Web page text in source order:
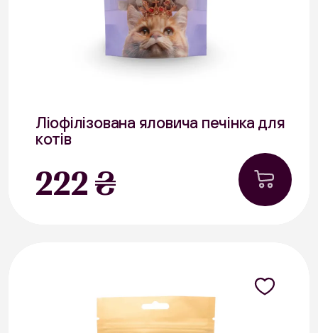
Ліофілізована яловича печінка для
котів
222 ₴
В наявності